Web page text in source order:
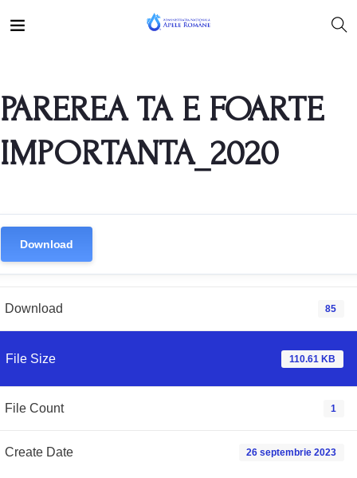
PAREREA TA E FOARTE
IMPORTANTA_2020
Download
Download 85
File Size 110.61 KB
File Count 1
Create Date 26 septembrie 2023